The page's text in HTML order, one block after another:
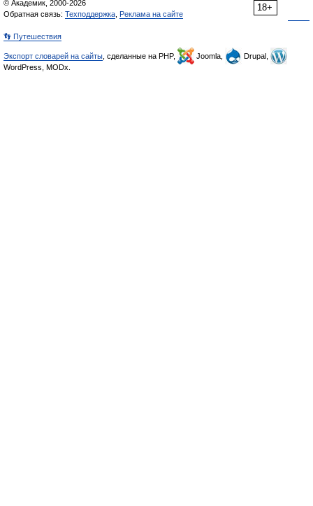
18+
© Академик, 2000-2026
Обратная связь: Техподдержка Реклама на сайте
👣 Путешествия
Экспорт словарей на сайты , сделанные на PHP, Joomla,
Drupal,
WordPress, MODx.